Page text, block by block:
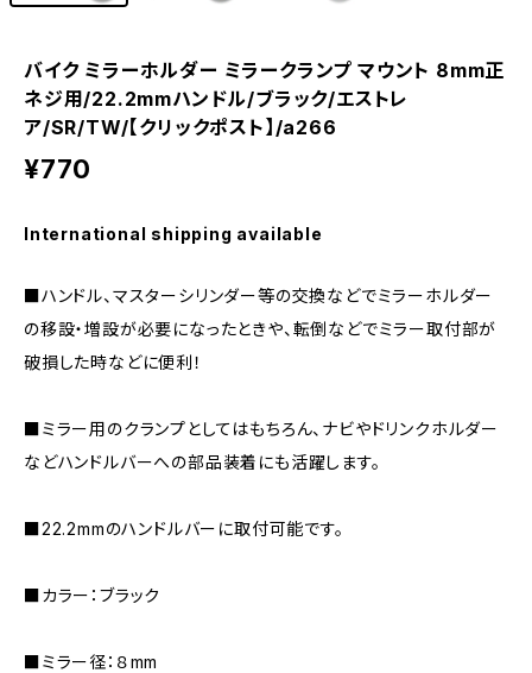
バイク ミラーホルダー ミラークランプ マウント 8mm正
ネジ用/22.2mmハンドル/ブラック/エストレ
ア/SR/TW/【クリックポスト】/a266
¥770
International shipping available
■ハンドル、マスターシリンダー等の交換などでミラーホルダー
の移設・増設が必要になったときや、転倒などでミラー取付部が
破損した時などに便利！
■ミラー用のクランプとしてはもちろん、ナビやドリンクホルダー
などハンドルバーへの部品装着にも活躍します。
■22.2mmのハンドルバーに取付可能です。
■カラー：ブラック
■ミラー径：８mm